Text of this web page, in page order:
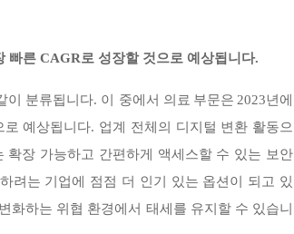
빠른 CAGR로 성장할 것으로 예상됩니다.
이 분류됩니다. 이 중에서 의료 부문은2023년에
예상됩니다. 업계 전체의 디지털 변환 활동으
장 가능하고 간편하게 액세스할 수 있는 보안
려는 기업에 점점 더 인기 있는 옵션이 되고 있
화하는 위협 환경에서 태세를 유지할 수 있습니